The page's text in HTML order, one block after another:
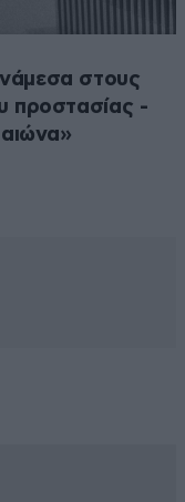
στους
προστασίας -